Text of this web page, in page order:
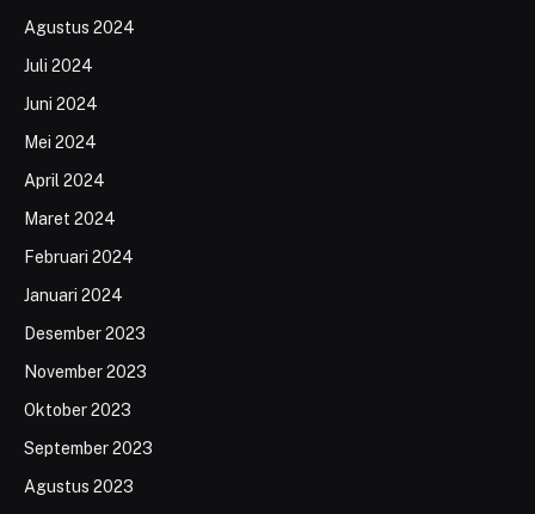
Agustus 2024
Juli 2024
Juni 2024
Mei 2024
April 2024
Maret 2024
Februari 2024
Januari 2024
Desember 2023
November 2023
Oktober 2023
September 2023
Agustus 2023